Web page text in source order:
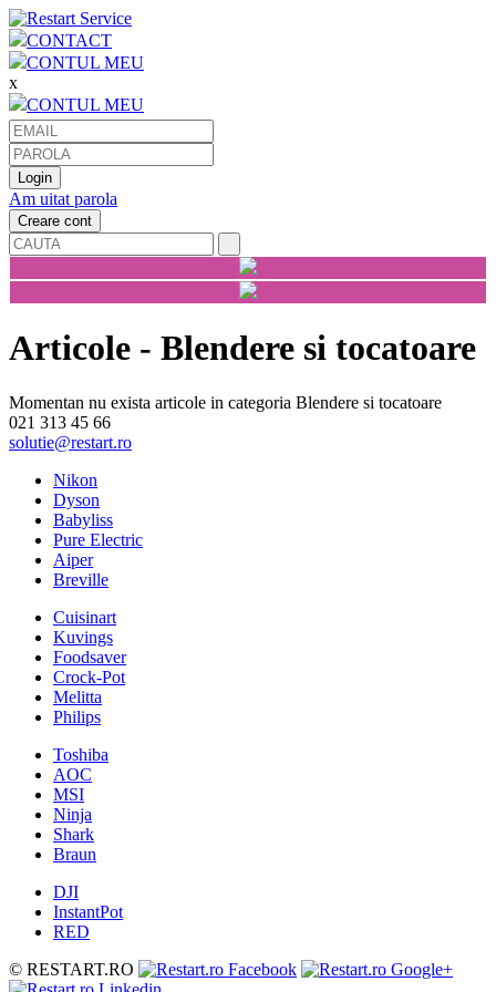
CONTACT
CONTUL MEU
x
CONTUL MEU
Am uitat parola
Articole - Blendere si tocatoare
Momentan nu exista articole in categoria Blendere si tocatoare
021 313 45 66
solutie@restart.ro
Nikon
Dyson
Babyliss
Pure Electric
Aiper
Breville
Cuisinart
Kuvings
Foodsaver
Crock-Pot
Melitta
Philips
Toshiba
AOC
MSI
Ninja
Shark
Braun
DJI
InstantPot
RED
© RESTART.RO